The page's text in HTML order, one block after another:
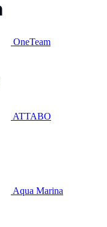
OneTeam
ATTABO
Aqua Marina